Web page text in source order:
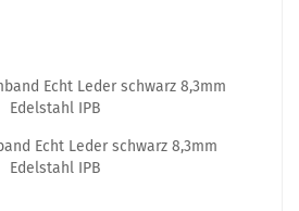
Echt Leder schwarz 8,3mm
Edelstahl IPB